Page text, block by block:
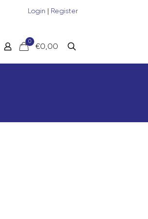
Login | Register
0
€0,00